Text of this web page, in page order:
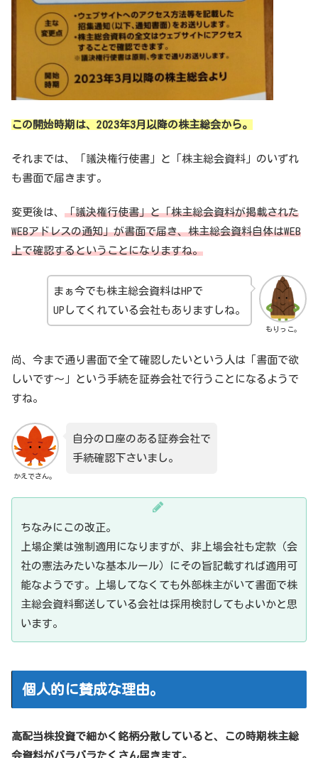
この開始時期は、2023年3月以降の株主総会から。
それまでは、「議決権行使書」と「株主総会資料」のいずれ
も書面で届きます。
変更後は、 「議決権行使書」と「株主総会資料が掲載された
WEBアドレスの通知」が書面で届き、株主総会資料自体はWEB
上で確認するということになりますね。
もりっこ。
まぁ今でも株主総会資料はHPで
UPしてくれている会社もありますしね。
尚、今まで通り書面で全て確認したいという人は「書面で欲
しいです～」という手続を証券会社で行うことになるようで
すね。
かえでさん。
自分の口座のある証券会社で
手続確認下さいまし。
ちなみにこの改正。
上場企業は強制適用になりますが、非上場会社も定款（会
社の憲法みたいな基本ルール）にその旨記載すれば適用可
能なようです。上場してなくても外部株主がいて書面で株
主総会資料郵送している会社は採用検討してもよいかと思
います。
個人的に賛成な理由。
高配当株投資で細かく銘柄分散していると、この時期株主総
会資料がバラバラたくさん届きます。